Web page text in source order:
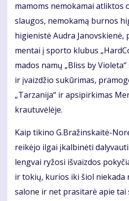
ma­moms ne­mo­ka­mai
slau­gos, ne­mo­ka­mą bur­nos
hi­gie­nis­tė Aud­ra
men­tai į spor­to klu­bus
ma­dos na­mų „Bliss by
ir įvaiz­džio su­kū­ri­mas,
„Tar­za­ni­ja“ ir ap­si­pir­ki­mas
krau­tu­vė­lė­je.
Kaip ti­ki­no G.Bra­žins­kai­tė-
rei­kė­jo il­gai įkal­bi­nė­ti
leng­vai ry­žo­si iš­vaiz­dos
ir to­kių, ku­rios iki šiol nie­ka­da
sa­lo­ne ir net pra­si­ta­rė apie tai